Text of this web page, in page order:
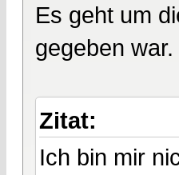
Es geht um
gegeben war.
Zitat:
Ich bin mir